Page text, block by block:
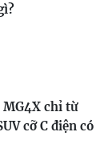
MG4X chỉ từ
cỡ C điện có